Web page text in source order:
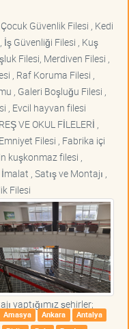
Güvenlik Filesi , Kedi
İş Güvenliği Filesi , Kuş
Filesi, Merdiven Filesi ,
, Raf Koruma Filesi ,
, Galeri Boşluğu Filesi ,
, Evcil hayvan filesi
VE OKUL FİLELERİ ,
Filesi , Fabrika içi
kuşkonmaz filesi ,
, Satış ve Montajı ,
Filesi
yaptığımız şehirler;
Amasya Ankara
Antalya